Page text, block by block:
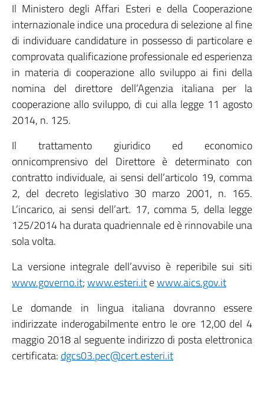
Il Ministero degli Affari Esteri e della Cooperazione
internazionale indice una procedura di selezione al fine
di individuare candidature in possesso di particolare e
comprovata qualificazione professionale ed esperienza
in materia di cooperazione allo sviluppo ai fini della
nomina del direttore dell’Agenzia italiana per la
cooperazione allo sviluppo, di cui alla legge 11 agosto
2014, n. 125.
Il trattamento giuridico ed economico
onnicomprensivo del Direttore è determinato con
contratto individuale, ai sensi dell’articolo 19, comma
2, del decreto legislativo 30 marzo 2001, n. 165.
L’incarico, ai sensi dell’art. 17, comma 5, della legge
125/2014 ha durata quadriennale ed è rinnovabile una
sola volta.
La versione integrale dell’avviso è reperibile sui siti
www.governo.it;www.esteri.itewww.aics.gov.it
Le domande in lingua italiana dovranno essere
indirizzate inderogabilmente entro le ore 12,00 del 4
maggio 2018 al seguente indirizzo di posta elettronica
certificata: dgcs03.pec@cert.esteri.it